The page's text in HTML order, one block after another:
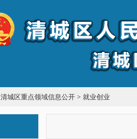
清城区重点领域信息公开 > 就业创业